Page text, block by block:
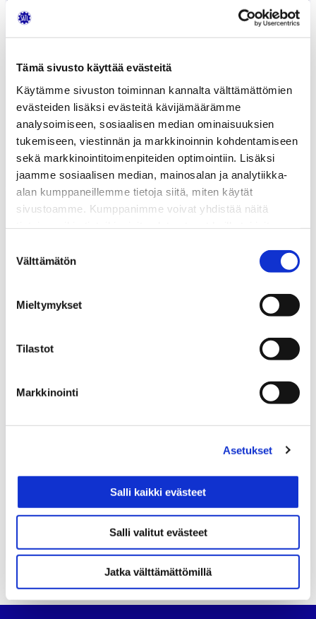
Tämä sivusto käyttää evästeitä
Käytämme sivuston toiminnan kannalta välttämättömien
evästeiden lisäksi evästeitä kävijämäärämme
analysoimiseen, sosiaalisen median ominaisuuksien
tukemiseen, viestinnän ja markkinoinnin kohdentamiseen
sekä markkinointitoimenpiteiden optimointiin. Lisäksi
jaamme sosiaalisen median, mainosalan ja analytiikka-
alan kumppaneillemme tietoja siitä, miten käytät
sivustoamme. Kumppanimme voivat yhdistää näitä
valinta
Välttämätön
Mieltymykset
Tilastot
Markkinointi
Asetukset
Salli kaikki evästeet
Salli valitut evästeet
Jatka välttämättömillä
Webinaaritallenne: Autoalan
koulutuksen kasvu ja...
15.12.2020 UUTISET
Podcast 1 – haastateltavana Juha...
Podcast
–
Juha